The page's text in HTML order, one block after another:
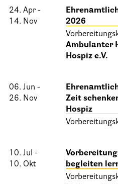
25 Jahre HPV Berlin –
Berliner Werkstattgespräche
Berliner
Aktion: Letzte
Presse &
24. Apr -
14. Nov
2026
Ambulanter
Hospiz e.V.
06. Jun -
26. Nov
Zeit
Hospiz
10. Jul -
10. Okt
begleiten